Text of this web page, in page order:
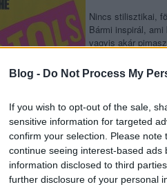
Blog - Do Not Process My
If you wish to opt-out of the sale,
sensitive information for targeted
confirm your selection. Please
continue seeing interest-based
information disclosed to third
further disclosure of your personal
Nincs stilisztikai,
Bármi inspirál,
vagyis akár
Írás közben nem
jó, ha van valami, amitől a
mondjuk egy cipészműhelyben. Ha